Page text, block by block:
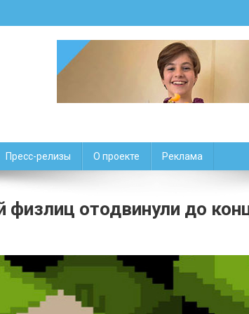
Пресс-релизы О проекте Реклама
отодвинули до